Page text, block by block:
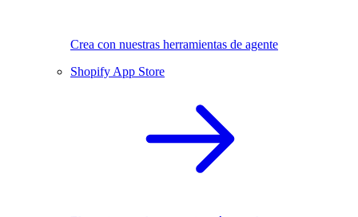
Crea con nuestras herramientas de agente
Shopify App Store